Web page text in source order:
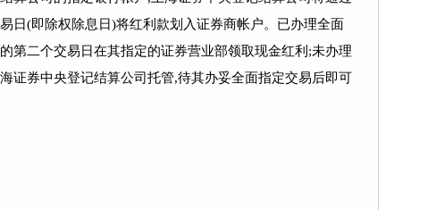
日(即除权除息日)将红利款划入证券商帐户。已办理全面
第二个交易日在其指定的证券营业部领取现金红利;未办理
证券中央登记结算公司托管,待其办妥全面指定交易后即可